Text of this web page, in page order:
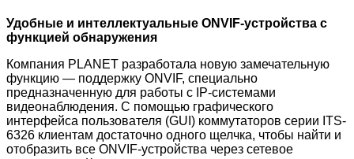
Удобные и интеллектуальные ONVIF-устройства с
функцией обнаружения
Компания PLANET разработала новую замечательную
функцию — поддержку ONVIF, специально
предназначенную для работы с IP-системами
видеонаблюдения. С помощью графического
интерфейса пользователя (GUI) коммутаторов серии ITS-
6326 клиентам достаточно одного щелчка, чтобы найти и
отобразить все ONVIF-устройства через сетевое